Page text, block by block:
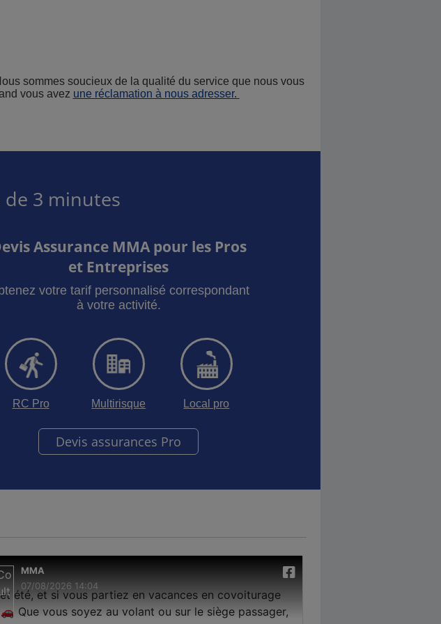
sommes soucieux de la qualité du service que nous vous
vous avez une réclamation à nous adresser.
3 minutes
Assurance MMA pour les Pros
et Entreprises
votre tarif personnalisé correspondant
à votre activité.
RC Pro Multirisque Local pro
Devis assurances Pro